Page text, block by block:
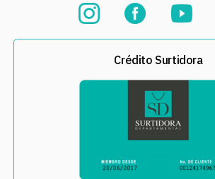
Crédito Surtidora